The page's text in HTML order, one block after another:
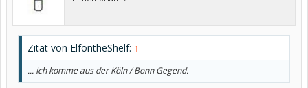
Zitat von ElfontheShelf: ↑
... Ich komme aus der Köln / Bonn Gegend.